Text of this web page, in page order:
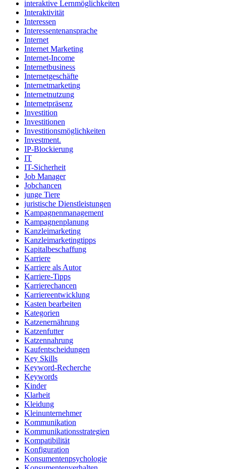
interaktive Lernmöglichkeiten
Interaktivität
Interessen
Interessentenansprache
Internet
Internet Marketing
Internet-Income
Internetbusiness
Internetgeschäfte
Internetmarketing
Internetnutzung
Internetpräsenz
Investition
Investitionen
Investitionsmöglichkeiten
Investment.
IP-Blockierung
IT
IT-Sicherheit
Job Manager
Jobchancen
junge Tiere
juristische Dienstleistungen
Kampagnenmanagement
Kampagnenplanung
Kanzleimarketing
Kanzleimarketingtipps
Kapitalbeschaffung
Karriere
Karriere als Autor
Karriere-Tipps
Karrierechancen
Karriereentwicklung
Kasten bearbeiten
Kategorien
Katzenernährung
Katzenfutter
Katzennahrung
Kaufentscheidungen
Key Skills
Keyword-Recherche
Keywords
Kinder
Klarheit
Kleidung
Kleinunternehmer
Kommunikation
Kommunikationsstrategien
Kompatibilität
Konfiguration
Konsumentenpsychologie